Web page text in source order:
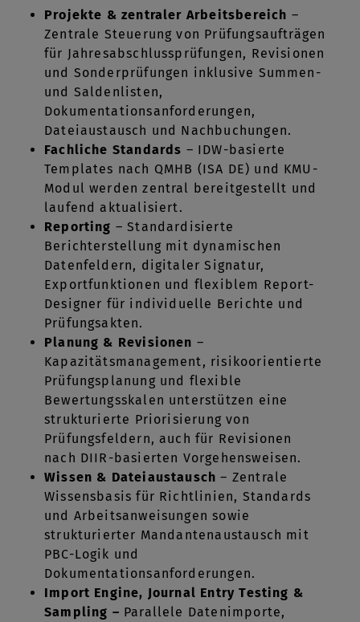
Projekte & zentraler Arbeitsbereich –
Zentrale Steuerung von Prüfungsaufträgen
für Jahresabschlussprüfungen, Revisionen
und Sonderprüfungen inklusive Summen-
und Saldenlisten,
Dokumentationsanforderungen,
Dateiaustausch und Nachbuchungen.
Fachliche Standards – IDW-basierte
Templates nach QMHB (ISA DE) und KMU-
Modul werden zentral bereitgestellt und
laufend aktualisiert.
Reporting – Standardisierte
Berichterstellung mit dynamischen
Datenfeldern, digitaler Signatur,
Exportfunktionen und flexiblem Report-
Designer für individuelle Berichte und
Prüfungsakten.
Planung & Revisionen –
Kapazitätsmanagement, risikoorientierte
Prüfungsplanung und flexible
Bewertungsskalen unterstützen eine
strukturierte Priorisierung von
Prüfungsfeldern, auch für Revisionen
nach DIIR-basierten Vorgehensweisen.
Wissen & Dateiaustausch– Zentrale
Wissensbasis für Richtlinien, Standards
und Arbeitsanweisungen sowie
strukturierter Mandantenaustausch mit
PBC-Logik und
Dokumentationsanforderungen.
Import Engine, Journal Entry Testing &
Sampling – Parallele Datenimporte,